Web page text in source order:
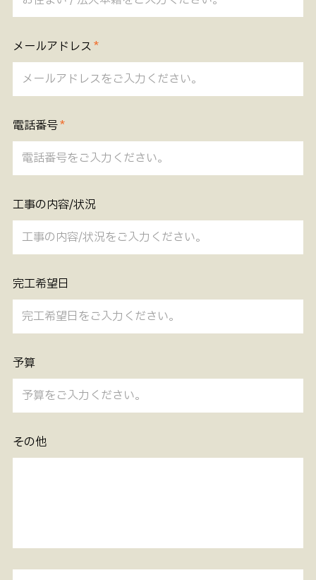
メールアドレス
電話番号
工事の内容/状況
完工希望日
予算
その他